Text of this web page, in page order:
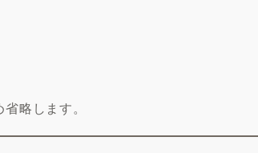
略します。